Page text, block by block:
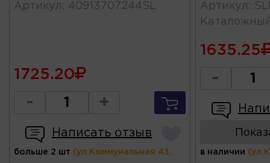
Артикул : 40913707244SL
1725.20
- +
Написать отзыв
больше 2 шт (ул.Коммунальная 43,
Артикул :
1635.25
-
в наличии